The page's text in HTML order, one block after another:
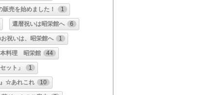
販売を始めました！ 1
還暦祝いは昭栄館へ 6
祝いは、昭栄館へ 1
料理 昭栄館 44
ット」 1
☆あれこれ 10